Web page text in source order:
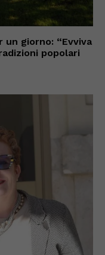
un giorno: “Evviva
popolari